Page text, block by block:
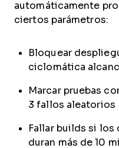
automáticamente
ciertos parámetros:
Bloquear
ciclomática
Marcar pruebas
3 fallos aleatorios
Fallar builds si los
duran más de 10